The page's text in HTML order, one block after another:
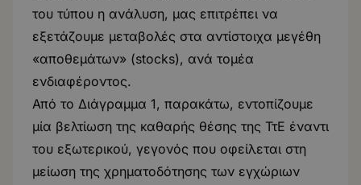
του τύπου η ανάλυση, μας επιτρέπει να
εξετάζουμε μεταβολές στα αντίστοιχα μεγέθη
«αποθεμάτων» (stocks), ανά τομέα
ενδιαφέροντος.
Από το Διάγραμμα 1, παρακάτω, εντοπίζουμε
μία βελτίωση της καθαρής θέσης της ΤτΕ έναντι
του εξωτερικού, γεγονός που οφείλεται στη
μείωση της χρηματοδότησης των εγχώριων